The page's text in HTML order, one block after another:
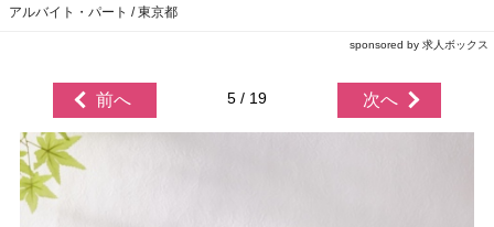
アルバイト・パート / 東京都
sponsored by 求人ボックス
前へ 5 / 19 次へ